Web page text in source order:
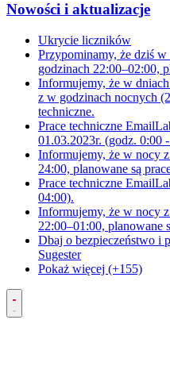
Nowości i aktualizacje
Ukrycie liczników
Przypominamy, że dziś
godzinach 22:00–02:00,
Informujemy, że w
z w godzinach nocnych
techniczne.
Prace techniczne
01.03.2023r. (godz. 0:00
Informujemy, że w nocy
24:00, planowane są
Prace techniczne
04:00).
Informujemy, że w nocy
22:00–01:00, planowane
Dbaj o bezpieczeństwo i
Sugester
Pokaż więcej (+155)